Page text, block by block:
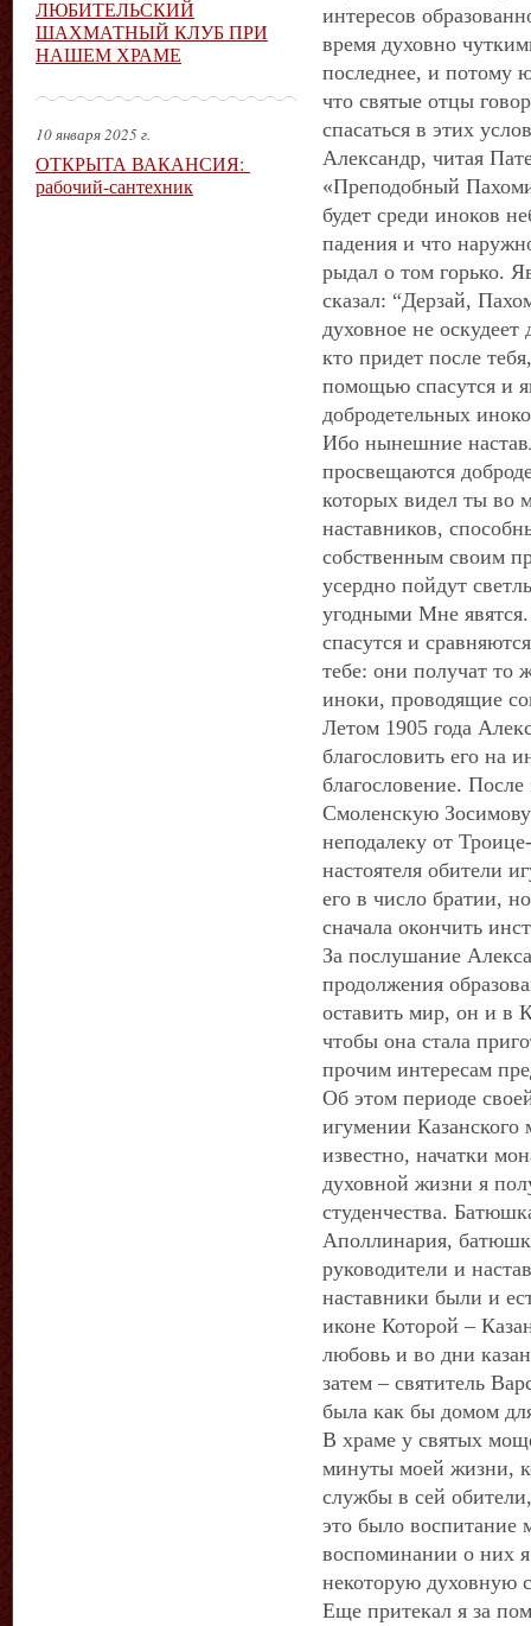
интересов
время духовно
последнее, и потому
что святые отцы
спасаться в этих
Александр, читая
«Преподобный
будет среди иноков
падения и что
рыдал о том горько.
сказал: “Дерзай,
духовное не
кто придет после
помощью спасутся и
добродетельных
Ибо нынешние
просвещаются
которых видел ты во
наставников,
собственным своим
усердно пойдут
угодными Мне
спасутся и
тебе: они получат то
иноки, проводящие
Летом 1905 года
благословить его на
благословение.
Смоленскую
неподалеку от
настоятеля обители
его в число братии,
сначала окончить
За послушание
продолжения
оставить мир, он и в
чтобы она стала
прочим интересам
Об этом периоде
игумении
известно, начатки
духовной жизни я
студенчества.
Аполлинария,
руководители и
наставники были и
иконе Которой –
любовь и во дни
затем – святитель
была как бы домом
В храме у святых
минуты моей жизни,
службы в сей
это было воспитание
воспоминании о них
некоторую духовную
Еще притекал я за
ЛЮБИТЕЛЬСКИЙ
ШАХМАТНЫЙ КЛУБ ПРИ
НАШЕМ ХРАМЕ
10 января 2025 г.
ОТКРЫТА ВАКАНСИЯ:
рабочий-сантехник